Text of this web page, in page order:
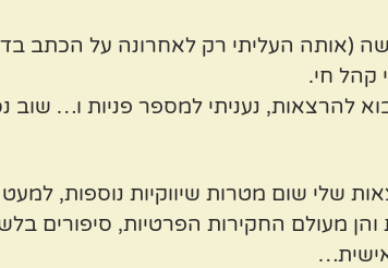
(אותה העליתי רק לאחרונה על הכתב
קהל חי.
לבוא להרצאות, נעניתי למספר פניות
שלי שום מטרות שיווקיות נוספות,
והן מעולם החקירות הפרטיות,